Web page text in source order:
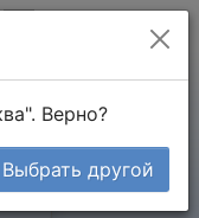
Верно?
Выбрать другой